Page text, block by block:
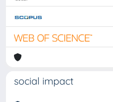
social impact